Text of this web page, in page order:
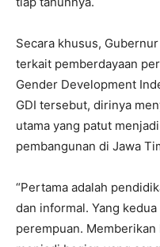
Secara khusus,
terkait pemberdayaan
Gender Development
GDI tersebut, dirinya
utama yang patut
pembangunan di Jawa
“Pertama adalah
dan informal. Yang
perempuan.